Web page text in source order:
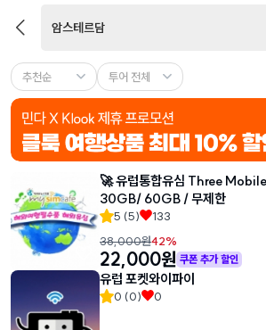
암스테르담
추천순 투어 전체
🚀 유럽통합유심 Three
30GB/ 60GB / 무제한
5 (5)
133
38,000원42%
22,000원 쿠폰 추가 할인
유럽 포켓와이파이
0 (0) 0